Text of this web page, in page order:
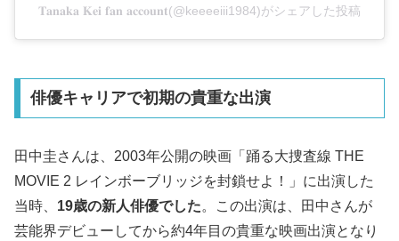
𝐓𝐚𝐧𝐚𝐤𝐚 𝐊𝐞𝐢 𝐟𝐚𝐧 𝐚𝐜𝐜𝐨𝐮𝐧𝐭(@keeeeiii1984)がシェアした投稿
俳優キャリアで初期の貴重な出演
田中圭さんは、2003年公開の映画「踊る大捜査線 THE
MOVIE 2 レインボーブリッジを封鎖せよ！」に出演した
当時、 19歳の新人俳優でした。この出演は、田中さんが
芸能界デビューしてから約4年目の貴重な映画出演となり